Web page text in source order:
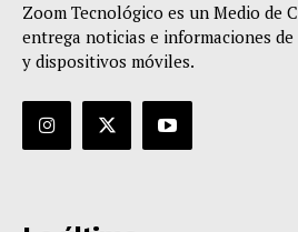
Zoom Tecnológico es un Medio de
entrega noticias e informaciones
y dispositivos móviles.